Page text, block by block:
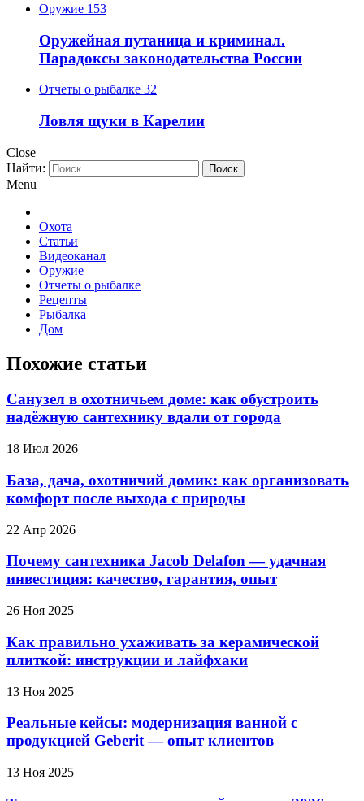
Оружие 153
Оружейная путаница и криминал.
Парадоксы законодательства России
Отчеты о рыбалке 32
Ловля щуки в Карелии
Close
Найти:
Menu
Охота
Статьи
Видеоканал
Оружие
Отчеты о рыбалке
Рецепты
Рыбалка
Дом
Похожие статьи
Санузел в охотничьем доме: как обустроить
надёжную сантехнику вдали от города
18 Июл 2026
База, дача, охотничий домик: как организовать
комфорт после выхода с природы
22 Апр 2026
Почему сантехника Jacob Delafon — удачная
инвестиция: качество, гарантия, опыт
26 Ноя 2025
Как правильно ухаживать за керамической
плиткой: инструкции и лайфхаки
13 Ноя 2025
Реальные кейсы: модернизация ванной с
продукцией Geberit — опыт клиентов
13 Ноя 2025